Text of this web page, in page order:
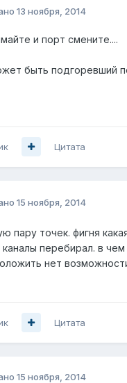
13 ноября, 2014
и порт смените....
быть подгоревший
Цитата
15 ноября, 2014
пару точек. фигня
перебирал. в
нет
Цитата
15 ноября, 2014